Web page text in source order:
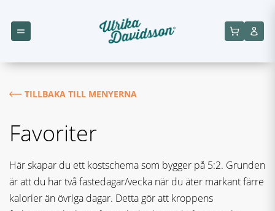
TILLBAKA TILL MENYERNA
Favoriter
Här skapar du ett kostschema som bygger på 5:2. Grunden
är att du har två fastedagar/vecka när du äter markant färre
kalorier än övriga dagar. Detta gör att kroppens